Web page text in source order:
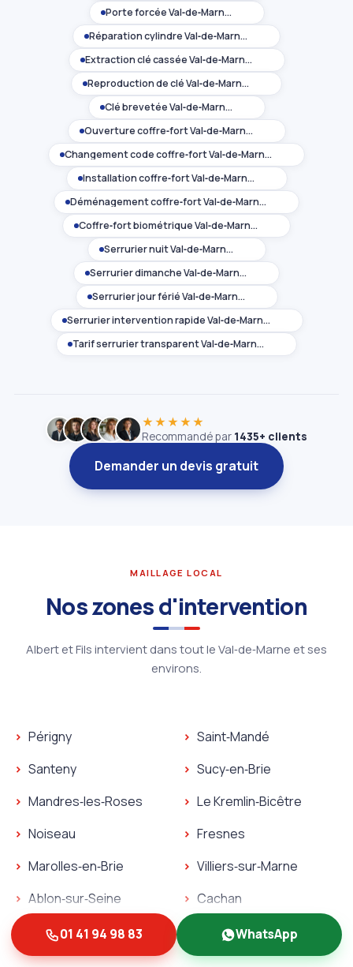
Porte forcée Val‑de‑Marne (94)
Réparation cylindre Val‑de‑Marne (94)
Extraction clé cassée Val‑de‑Marne (94)
Reproduction de clé Val‑de‑Marne (94)
Clé brevetée Val‑de‑Marne (94)
Ouverture coffre‑fort Val‑de‑Marne (94)
Changement code coffre‑fort Val‑de‑Marne (94)
Installation coffre‑fort Val‑de‑Marne (94)
Déménagement coffre‑fort Val‑de‑Marne (94)
Coffre‑fort biométrique Val‑de‑Marne (94)
Serrurier nuit Val‑de‑Marne (94)
Serrurier dimanche Val‑de‑Marne (94)
Serrurier jour férié Val‑de‑Marne (94)
Serrurier intervention rapide Val‑de‑Marne (94)
Tarif serrurier transparent Val‑de‑Marne (94)
★★★★★
Recommandé par 1435+ clients
Demander un devis gratuit
MAILLAGE LOCAL
Nos zones d'intervention
Albert et Fils intervient dans tout le Val‑de‑Marne et ses
environs.
Périgny
Santeny
Mandres‑les‑Roses
Noiseau
Marolles‑en‑Brie
Ablon‑sur‑Seine
Rungis
Villecresnes
Saint‑Mandé
Sucy‑en‑Brie
Le Kremlin‑Bicêtre
Fresnes
Villiers‑sur‑Marne
Cachan
Charenton‑le‑Pont
Thiais
01 41 94 98 83 WhatsApp